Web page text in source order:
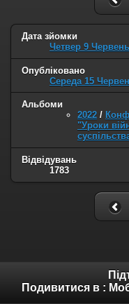
Дата зйомки
Четвер 9
Опубліковано
Середа 15
Альбоми
2022 /
"Уроки
Відвідувань
1783
Подивитися в :